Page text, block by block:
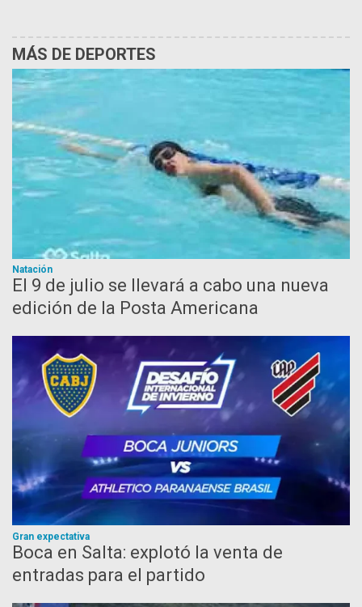
MÁS DE DEPORTES
Natación
El 9 de julio se llevará a cabo una nueva
edición de la Posta Americana
Gran expectativa
Boca en Salta: explotó la venta de
entradas para el partido